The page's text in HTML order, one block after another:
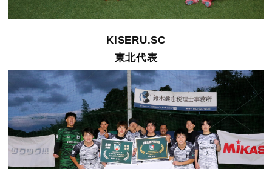
KISERU.SC
東北代表